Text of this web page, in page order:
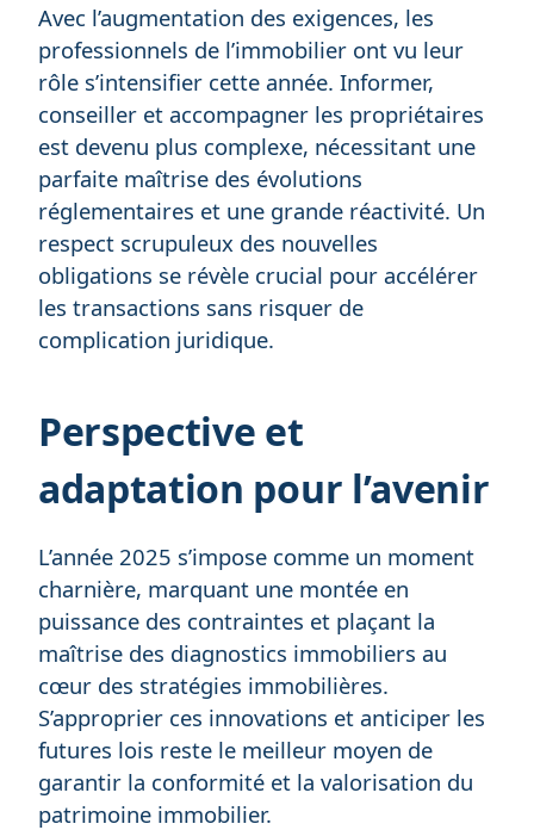
Avec l’augmentation des exigences, les
professionnels de l’immobilier ont vu leur
rôle s’intensifier cette année. Informer,
conseiller et accompagner les propriétaires
est devenu plus complexe, nécessitant une
parfaite maîtrise des évolutions
réglementaires et une grande réactivité. Un
respect scrupuleux des nouvelles
obligations se révèle crucial pour accélérer
les transactions sans risquer de
complication juridique.
Perspective et
adaptation pour l’avenir
L’année 2025 s’impose comme un moment
charnière, marquant une montée en
puissance des contraintes et plaçant la
maîtrise des diagnostics immobiliers au
cœur des stratégies immobilières.
S’approprier ces innovations et anticiper les
futures lois reste le meilleur moyen de
garantir la conformité et la valorisation du
patrimoine immobilier.